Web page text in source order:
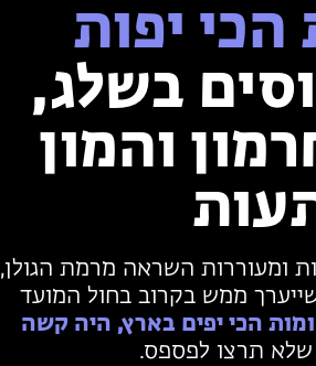
הכי יפות
בשלג,
והמון
ומעוררות השראה מרמת הגולן,
ממש בקרוב בחול המועד
הכי יפים בארץ, היה קשה
תרצו לפספס.